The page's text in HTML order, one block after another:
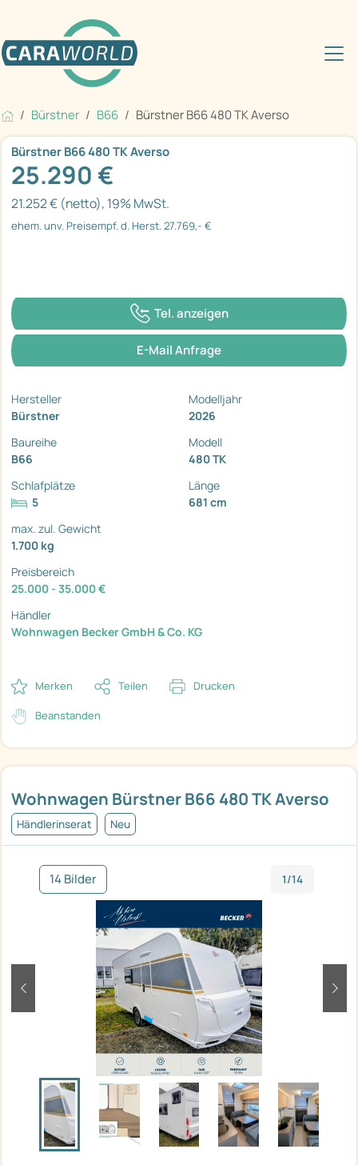
Bürstner B66 Bürstner B66 480 TK Averso
Wohnwagen Bürstner B66 480 TK Averso
Händlerinserat Neu
14 Bilder 1/14
zurück
Bürstner B66 480 TK Averso
25.290 €
21.252 € (netto), 19% MwSt.
ehem. unv. Preisempf. d. Herst. 27.769,- €
Tel. anzeigen
E-Mail Anfrage
Hersteller
Bürstner
Modelljahr
2026
Baureihe
B66
Modell
480 TK
Schlafplätze
5
Länge
681 cm
max. zul. Gewicht
1.700 kg
Preisbereich
25.000 - 35.000 €
Händler
Wohnwagen Becker GmbH & Co. KG
Merken Teilen Drucken
Beanstanden